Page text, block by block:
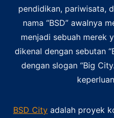
pendidikan, pariwisata,
nama “BSD” awalnya
menjadi sebuah merek
dikenal dengan sebutan
dengan slogan “Big
BSD City adalah proyek